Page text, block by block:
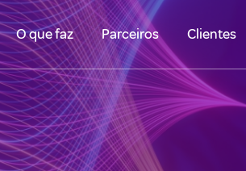
O que faz Parceiros Clientes